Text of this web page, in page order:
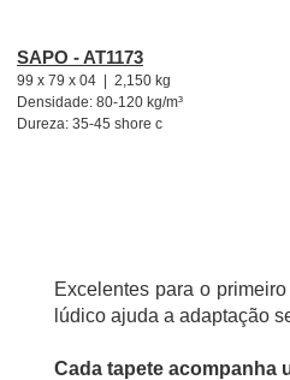
SAPO - AT1173
99 x 79 x 04 | 2,150 kg
Densidade: 80-120 kg/m³
Dureza: 35-45 shore c
Excelentes para o
lúdico ajuda a adaptação
Cada tapete acompanha